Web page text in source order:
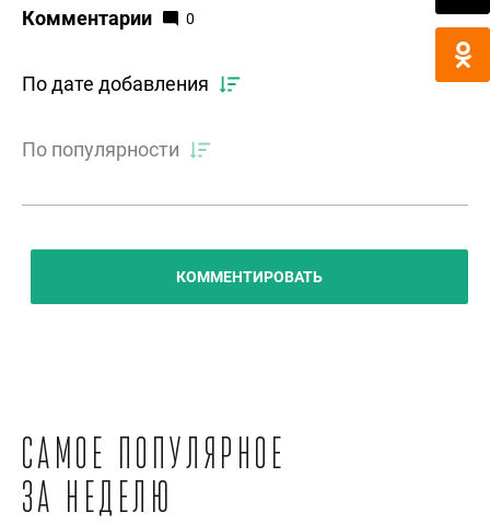
Комментарии 0
По дате добавления
По популярности
КОММЕНТИРОВАТЬ
Самое популярное
за неделю